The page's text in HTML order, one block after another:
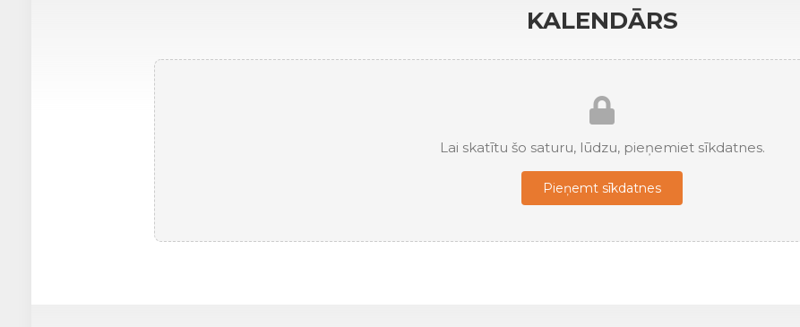
KALENDĀRS
Lai skatītu šo saturu, lūdzu, pieņemiet sīkdatnes.
Pieņemt sīkdatnes